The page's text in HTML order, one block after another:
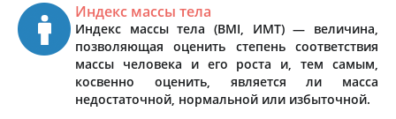
Индекс массы тела
Индекс массы тела (BMI, ИМТ) — величина,
позволяющая оценить степень соответствия
массы человека и его роста и, тем самым,
косвенно оценить, является ли масса
недостаточной, нормальной или избыточной.